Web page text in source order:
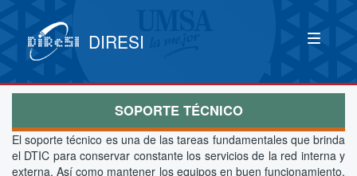
DIRESI
SOPORTE TÉCNICO
El soporte técnico es una de las tareas fundamentales que brinda
el DTIC para conservar constante los servicios de la red interna y
externa. Así como mantener los equipos en buen funcionamiento,